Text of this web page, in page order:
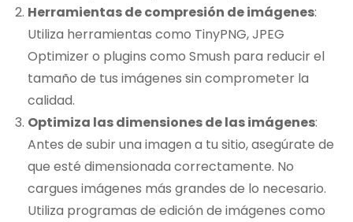
Herramientas de compresión de imágenes:
Utiliza herramientas como TinyPNG, JPEG
Optimizer o plugins como Smush para reducir el
tamaño de tus imágenes sin comprometer la
calidad.
Optimiza las dimensiones de las imágenes:
Antes de subir una imagen a tu sitio, asegúrate de
que esté dimensionada correctamente. No
cargues imágenes más grandes de lo necesario.
Utiliza programas de edición de imágenes como